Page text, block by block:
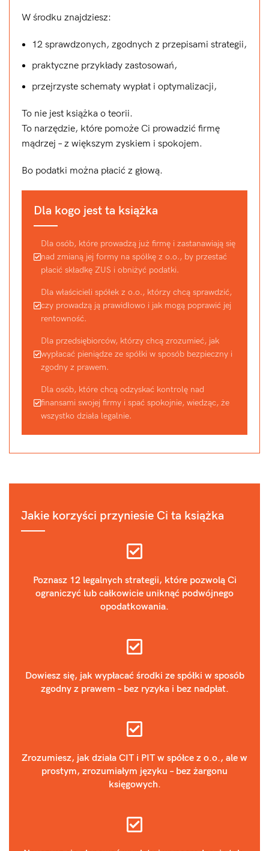
W środku znajdziesz:
12 sprawdzonych, zgodnych z przepisami strategii,
praktyczne przykłady zastosowań,
przejrzyste schematy wypłat i optymalizacji,
To nie jest książka o teorii.
To narzędzie, które pomoże Ci prowadzić firmę
mądrzej – z większym zyskiem i spokojem.
Bo podatki można płacić z głową.
Dla kogo jest ta książka
Dla osób, które prowadzą już firmę i zastanawiają się
nad zmianą jej formy na spółkę z o.o., by przestać
płacić składkę ZUS i obniżyć podatki.
Dla właścicieli spółek z o.o., którzy chcą sprawdzić,
czy prowadzą ją prawidłowo i jak mogą poprawić jej
rentowność.
Dla przedsiębiorców, którzy chcą zrozumieć, jak
wypłacać pieniądze ze spółki w sposób bezpieczny i
zgodny z prawem.
Dla osób, które chcą odzyskać kontrolę nad
finansami swojej firmy i spać spokojnie, wiedząc, że
wszystko działa legalnie.
Jakie korzyści przyniesie Ci ta książka
Poznasz 12 legalnych strategii, które pozwolą Ci
ograniczyć lub całkowicie uniknąć podwójnego
opodatkowania.
Dowiesz się, jak wypłacać środki ze spółki w sposób
zgodny z prawem – bez ryzyka i bez nadpłat.
Zrozumiesz, jak działa CIT i PIT w spółce z o.o., ale w
prostym, zrozumiałym języku – bez żargonu
księgowych.